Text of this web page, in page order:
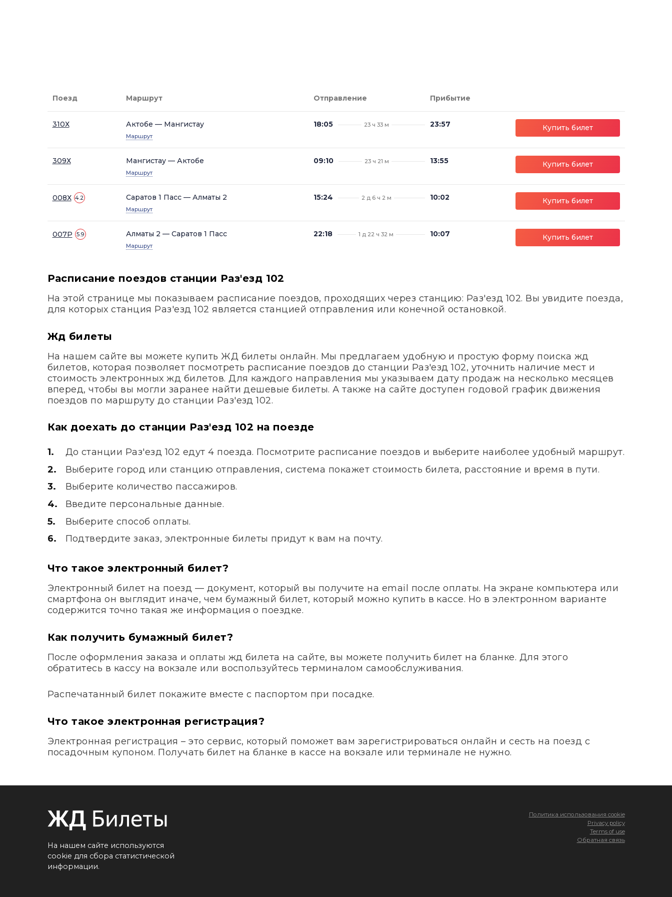
Поезд Маршрут Отправление Прибытие
310Х Актобе — Мангистау
Маршрут
18:05 23 ч 33 м 23:57 Купить билет
309Х Мангистау — Актобе
Маршрут
09:10 23 ч 21 м 13:55 Купить билет
008Х 4.2 Саратов 1 Пасс — Алматы 2
Маршрут
15:24 2 д 6 ч 2 м 10:02 Купить билет
007Р 5.9 Алматы 2 — Саратов 1 Пасс
Маршрут
22:18 1 д 22 ч 32 м 10:07 Купить билет
Расписание поездов станции Раз'езд 102
На этой странице мы показываем расписание поездов, проходящих через станцию: Раз'езд 102. Вы увидите поезда,
для которых станция Раз'езд 102 является станцией отправления или конечной остановкой.
Жд билеты
На нашем сайте вы можете купить ЖД билеты онлайн. Мы предлагаем удобную и простую форму поиска жд
билетов, которая позволяет посмотреть расписание поездов до станции Раз'езд 102, уточнить наличие мест и
стоимость электронных жд билетов. Для каждого направления мы указываем дату продаж на несколько месяцев
вперед, чтобы вы могли заранее найти дешевые билеты. А также на сайте доступен годовой график движения
поездов по маршруту до станции Раз'езд 102.
Как доехать до станции Раз'езд 102 на поезде
До станции Раз'езд 102 едут 4 поезда. Посмотрите расписание поездов и выберите наиболее удобный маршрут.
Выберите город или станцию отправления, система покажет стоимость билета, расстояние и время в пути.
Выберите количество пассажиров.
Введите персональные данные.
Выберите способ оплаты.
Подтвердите заказ, электронные билеты придут к вам на почту.
Что такое электронный билет?
Электронный билет на поезд — документ, который вы получите на email после оплаты. На экране компьютера или
смартфона он выглядит иначе, чем бумажный билет, который можно купить в кассе. Но в электронном варианте
содержится точно такая же информация о поездке.
Как получить бумажный билет?
После оформления заказа и оплаты жд билета на сайте, вы можете получить билет на бланке. Для этого
обратитесь в кассу на вокзале или воспользуйтесь терминалом самообслуживания.
Распечатанный билет покажите вместе с паспортом при посадке.
Что такое электронная регистрация?
Электронная регистрация – это сервис, который поможет вам зарегистрироваться онлайн и сесть на поезд с
посадочным купоном. Получать билет на бланке в кассе на вокзале или терминале не нужно.
На нашем сайте используются
cookie для сбора статистической
информации.
Политика использования cookie
Privacy policy
Terms of use
Обратная связь